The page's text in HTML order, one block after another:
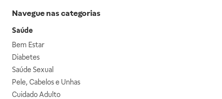
Navegue nas categorias
Saúde
Bem Estar
Diabetes
Saúde Sexual
Pele, Cabelos e Unhas
Cuidado Adulto